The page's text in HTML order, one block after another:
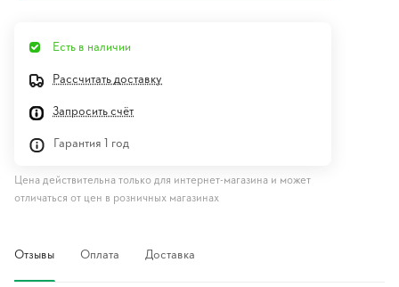
Есть в наличии
Рассчитать доставку
Запросить счёт
Гарантия 1 год
Цена действительна только для интернет-магазина и может
отличаться от цен в розничных магазинах
Отзывы Оплата Доставка